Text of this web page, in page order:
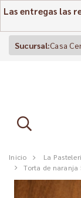
Las entregas las
Sucursal:Casa
Inicio La
Torta de naranja